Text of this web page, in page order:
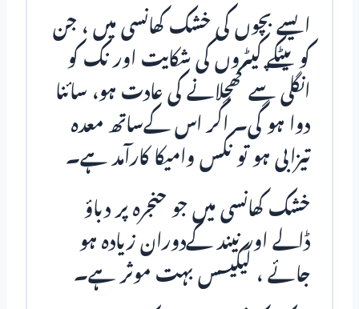
ایسے بچوں کی خشک کھانسی میں ، جن
کو پیٹکے کیٹروں کی شکایت اور نک کو
انگلی سے کھجلانے کی عادت ہو، سائنا
دوا ہو گی۔ اگر اس کےساتھ معدہ
تیزابی ہو تو نکس وامیکا کارآمد ہے۔
خشک کھانسی میں جو حنجرہ پر دباؤ
ڈالے اور نیند کےدوران زیادہ ہو
جائے ، لیکیسس بہت موثر ہے۔